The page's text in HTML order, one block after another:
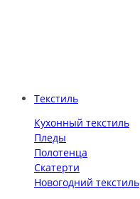
Текстиль
Кухонный текстиль
Пледы
Полотенца
Скатерти
Новогодний текстиль